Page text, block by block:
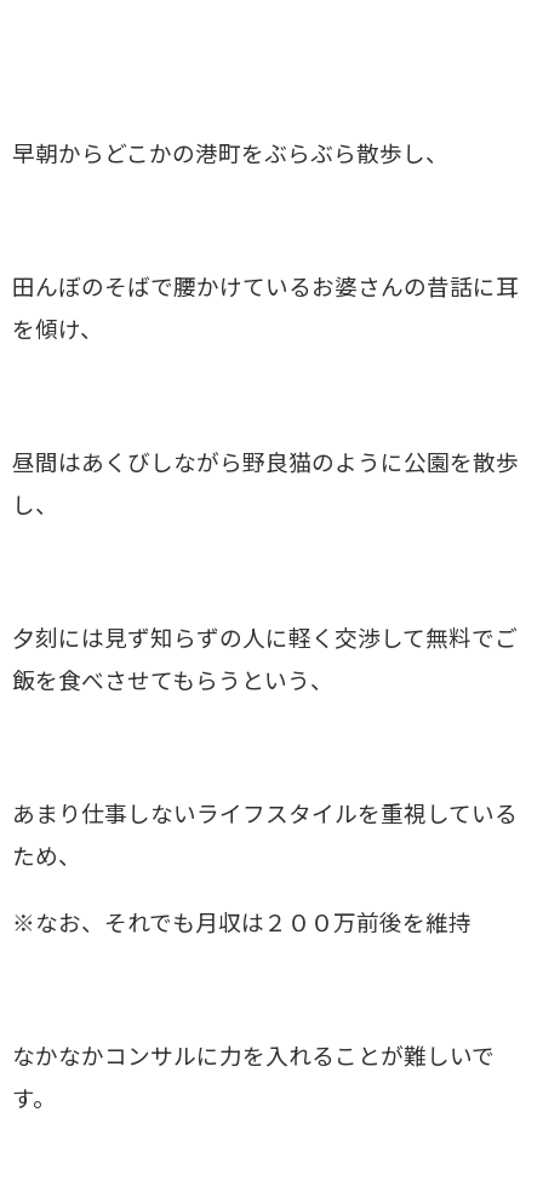
早朝からどこかの港町をぶらぶら散歩し、
田んぼのそばで腰かけているお婆さんの昔話に耳
を傾け、
昼間はあくびしながら野良猫のように公園を散歩
し、
夕刻には見ず知らずの人に軽く交渉して無料でご
飯を食べさせてもらうという、
あまり仕事しないライフスタイルを重視している
ため、
※なお、それでも月収は２００万前後を維持
なかなかコンサルに力を入れることが難しいで
す。